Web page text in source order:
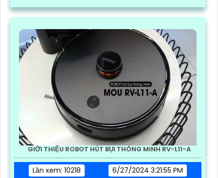
GIỚI THIỆU ROBOT HÚT BỤI THÔNG MINH RV-L11-A
Lần xem: 10218
6/27/2024 3:21:55 PM